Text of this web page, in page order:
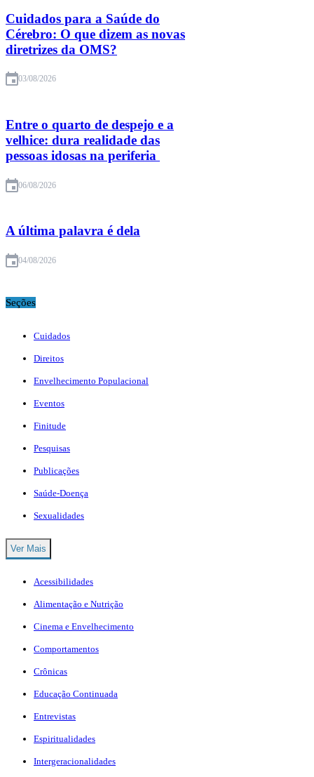
Cuidados para a Saúde do
Cérebro: O que dizem as novas
diretrizes da OMS?
03/08/2026
Entre o quarto de despejo e a
velhice: dura realidade das
pessoas idosas na periferia
06/08/2026
A última palavra é dela
04/08/2026
Seções
Cuidados
Direitos
Envelhecimento Populacional
Eventos
Finitude
Pesquisas
Publicações
Saúde-Doença
Sexualidades
Ver Mais
Acessibilidades
Alimentação e Nutrição
Cinema e Envelhecimento
Comportamentos
Crônicas
Educação Continuada
Entrevistas
Espiritualidades
Intergeracionalidades